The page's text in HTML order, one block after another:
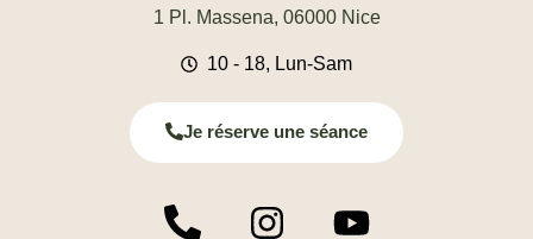
1 Pl. Massena, 06000 Nice
10 - 18, Lun-Sam
Je réserve une séance